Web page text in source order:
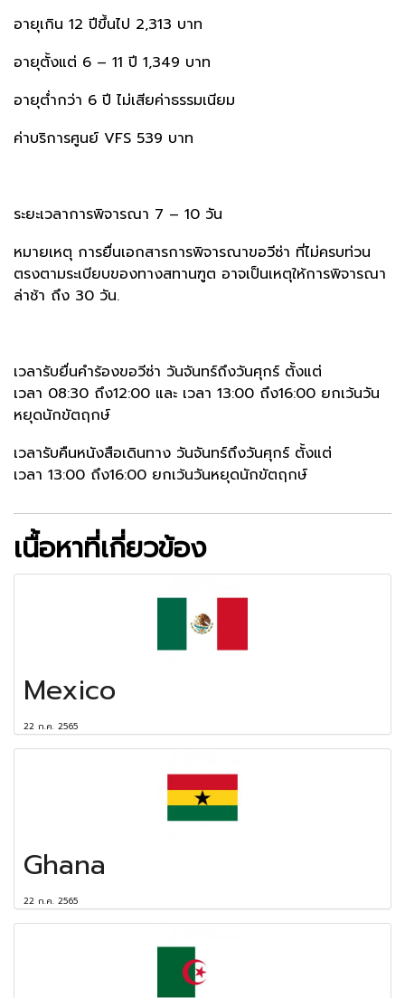
อายุเกิน 12 ปีขึ้นไป 2,313 บาท
อายุตั้งแต่ 6 – 11 ปี 1,349 บาท
อายุต่ำกว่า 6 ปี ไม่เสียค่าธรรมเนียม
ค่าบริการศูนย์ VFS 539 บาท
ระยะเวลาการพิจารณา 7 – 10 วัน
หมายเหตุ การยื่นเอกสารการพิจารณาขอวีซ่า ที่ไม่ครบท่วน
ตรงตามระเบียบของทางสทานฑูต อาจเป็นเหตุให้การพิจารณา
ล่าช้า ถึง 30 วัน.
เวลารับยื่นคำร้องขอวีซ่า วันจันทร์ถึงวันศุกร์ ตั้งแต่
เวลา 08:30 ถึง12:00 และ เวลา 13:00 ถึง16:00 ยกเว้นวัน
หยุดนักขัตฤกษ์
เวลารับคืนหนังสือเดินทาง วันจันทร์ถึงวันศุกร์ ตั้งแต่
เวลา 13:00 ถึง16:00 ยกเว้นวันหยุดนักขัตฤกษ์
เนื้อหาที่เกี่ยวข้อง
Mexico
22 ก.ค. 2565
Ghana
22 ก.ค. 2565